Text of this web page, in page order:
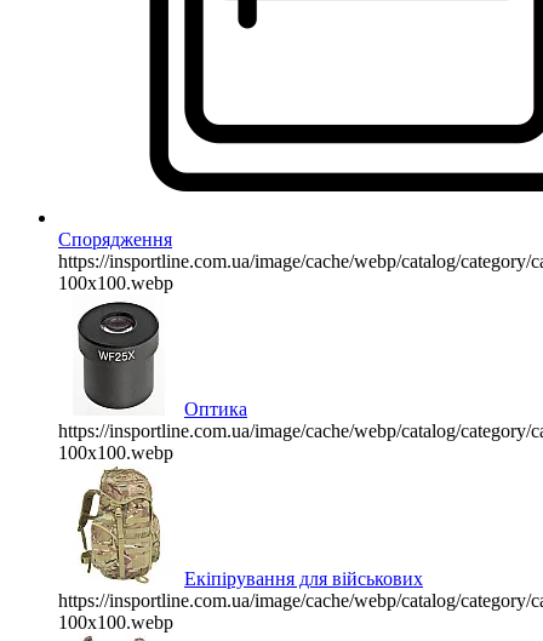
Спорядження
https://insportline.com.ua/image/cache/webp/catalog/category/
100x100.webp
Оптика
https://insportline.com.ua/image/cache/webp/catalog/category/
100x100.webp
Екіпірування для військових
https://insportline.com.ua/image/cache/webp/catalog/category/
100x100.webp